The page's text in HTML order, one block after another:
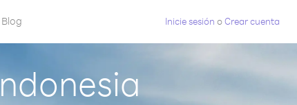
Blog Inicie sesión oCrear cuenta